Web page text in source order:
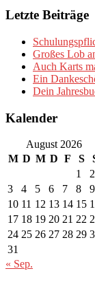
Letzte Beiträge
Großes Lob
Auch Karts
Ein
Dein
Kalender
August 2026
M D M D F S
1
2
3
4 5 6 7 8
9
10 11 12 13 14 15
17 18 19 20 21 22
24 25 26 27 28 29
31
« Sep.